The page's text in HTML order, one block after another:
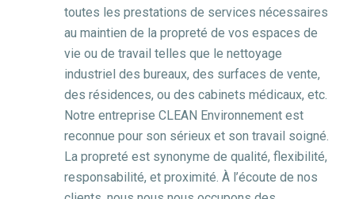
toutes les prestations de services nécessaires
au maintien de la propreté de vos espaces de
vie ou de travail telles que le nettoyage
industriel des bureaux, des surfaces de vente,
des résidences, ou des cabinets médicaux, etc.
Notre entreprise CLEAN Environnement est
reconnue pour son sérieux et son travail soigné.
La propreté est synonyme de qualité, flexibilité,
responsabilité, et proximité. À l’écoute de nos